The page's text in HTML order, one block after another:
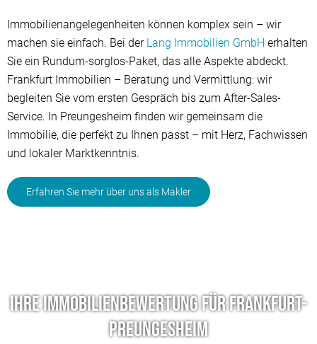
Immobilienangelegenheiten können komplex sein – wir
machen sie einfach. Bei der Lang Immobilien GmbH erhalten
Sie ein Rundum-sorglos-Paket, das alle Aspekte abdeckt.
Frankfurt Immobilien – Beratung und Vermittlung: wir
begleiten Sie vom ersten Gespräch bis zum After-Sales-
Service. In Preungesheim finden wir gemeinsam die
Immobilie, die perfekt zu Ihnen passt – mit Herz, Fachwissen
und lokaler Marktkenntnis.
Erfahren Sie mehr über uns als Makler
Ihre Immobilienbewertung für Frankfurt-
Preungesheim